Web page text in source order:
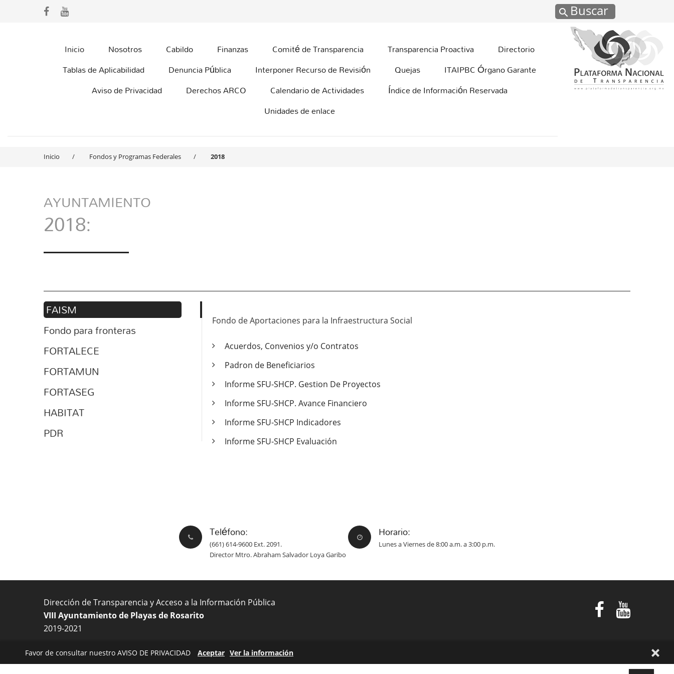
Favor de consultar nuestro AVISO DE PRIVACIDAD Aceptar Ver la información
Buscar
Inicio Nosotros Cabildo Finanzas Comité de Transparencia Transparencia Proactiva
Directorio
Tablas de Aplicabilidad
Denuncia Pública Interponer Recurso de Revisión Quejas
ITAIPBC Órgano Garante
Aviso de Privacidad
Derechos ARCO Calendario de Actividades
Índice de Información Reservada
Unidades de enlace
Inicio Fondos y Programas Federales 2018
AYUNTAMIENTO
2018:
FAISM
Fondo para fronteras
FORTALECE
FORTAMUN
FORTASEG
HABITAT
PDR
Fondo de Aportaciones para la Infraestructura Social
Acuerdos, Convenios y/o Contratos
Padron de Beneficiarios
Informe SFU-SHCP. Gestion De Proyectos
Informe SFU-SHCP. Avance Financiero
Informe SFU-SHCP Indicadores
Informe SFU-SHCP Evaluación
Teléfono:
(661) 614-9600 Ext. 2091.
Director Mtro. Abraham Salvador Loya Garibo
Horario:
Lunes a Viernes de 8:00 a.m. a 3:00 p.m.
Dirección de Transparencia y Acceso a la Información Pública
VIII Ayuntamiento de Playas de Rosarito
2019-2021